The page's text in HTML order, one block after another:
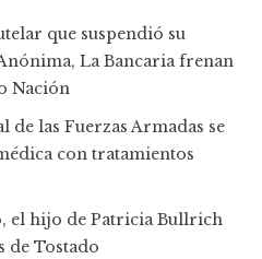
que suspendió su
La Bancaria frenan
Nación
de las Fuerzas Armadas se
con tratamientos
el hijo de Patricia Bullrich
de Tostado